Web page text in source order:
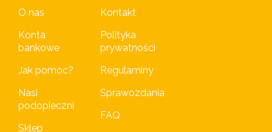
O nas
Konta
bankowe
Jak pomóc?
Nasi
podopieczni
Sklep
Kontakt
Polityka
prywatności
Regulaminy
Sprawozdania
FAQ